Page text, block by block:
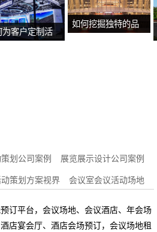
为客户定制活
如何挖掘独特的品
划公司案例
展览展示设计公司案例
策划方案视界 会议室会议活动场地
订平台，会议场地、会议酒店、年会场
店宴会厅、酒店会场预订，会议场地租